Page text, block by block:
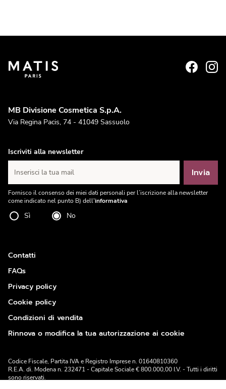
MB Divisione Cosmetica S.p.A.
Via Regina Pacis, 74 - 41049 Sassuolo
Iscriviti alla newsletter
Inserisci la tua mail Invia
Fornisco il consenso dei miei dati personali per l’iscrizione alla newsletter
come indicato nel punto B) dell'informativa
Sì No
Contatti
FAQs
Privacy policy
Cookie policy
Condizioni di vendita
Rinnova o modifica la tua autorizzazione ai cookie
Codice Fiscale, Partita IVA e Registro Imprese n. 01640810360
R.E.A. di. Modena n. 232471 - Capitale Sociale € 800.000,00 I.V. - Tutti i diritti
sono riservati.